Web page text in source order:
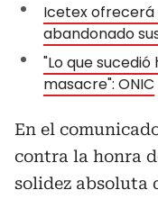
Icetex ofrecerá
abandonado
"Lo que
masacre": ONIC
En el
contra la honra
solidez absoluta